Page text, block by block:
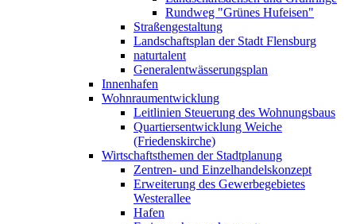
Rundweg "Grünes Hufeisen"
Straßengestaltung
Landschaftsplan der Stadt Flensburg
naturtalent
Generalentwässerungsplan
Innenhafen
Wohnraumentwicklung
Leitlinien Steuerung des Wohnungsbaus
Quartiersentwicklung Weiche
(Friedenskirche)
Wirtschaftsthemen der Stadtplanung
Zentren- und Einzelhandelskonzept
Erweiterung des Gewerbegebietes
Westerallee
Hafen